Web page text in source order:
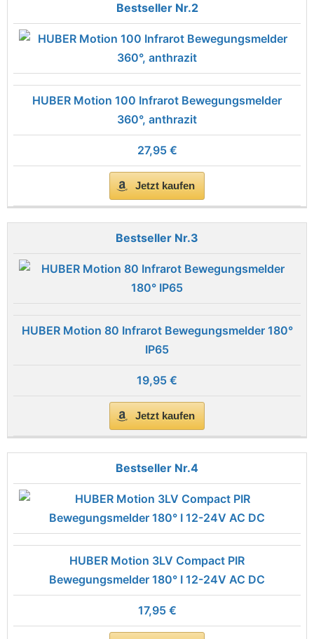
2
HUBER Motion 100 Infrarot Bewegungsmelder
360°, anthrazit
27,95 €
Jetzt kaufen
3
HUBER Motion 80 Infrarot Bewegungsmelder 180°
IP65
19,95 €
Jetzt kaufen
4
HUBER Motion 3LV Compact PIR
Bewegungsmelder 180° I 12-24V AC DC
17,95 €